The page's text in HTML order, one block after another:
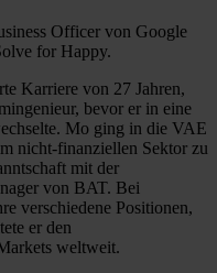
Officer von Google
for Happy.
Karriere von 27 Jahren,
bevor er in eine
Mo ging in die VAE
nicht-finanziellen Sektor zu
mit der
von BAT. Bei
verschiedene Positionen,
er den
weltweit.